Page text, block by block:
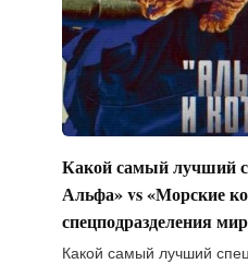
Какой самый лучший
Альфа» vs «Морские
спецподразделения
Какой самый лучший